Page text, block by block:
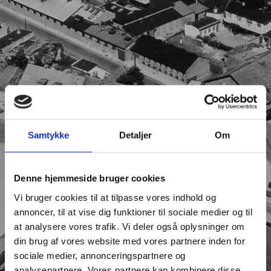
Samtykke Detaljer Om
Denne hjemmeside bruger cookies
Vi bruger cookies til at tilpasse vores indhold og
annoncer, til at vise dig funktioner til sociale medier og til
at analysere vores trafik. Vi deler også oplysninger om
din brug af vores website med vores partnere inden for
sociale medier, annonceringspartnere og